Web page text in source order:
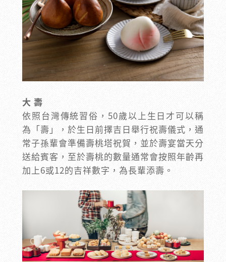
大 壽
依照台灣傳統習俗，50歲以上生日才可以稱
為「壽」，於生日前擇吉日舉行祝壽儀式，通
常子孫輩會準備壽桃塔祝賀，並於壽宴當天分
送給賓客，至於壽桃的數量通常會按照年齡再
加上6或12的吉祥數字，為長輩添壽。